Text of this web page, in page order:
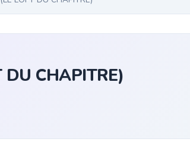
DU CHAPITRE)